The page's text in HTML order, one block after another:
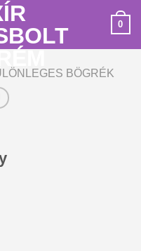
0
BÖGRÉK